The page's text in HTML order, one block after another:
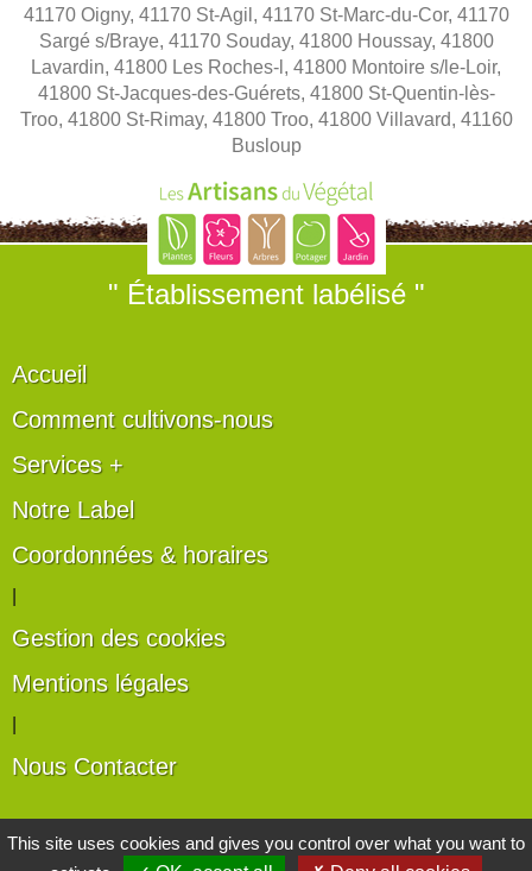
41170 Oigny, 41170 St-Agil, 41170 St-Marc-du-Cor, 41170
Sargé s/Braye, 41170 Souday, 41800 Houssay, 41800
Lavardin, 41800 Les Roches-l, 41800 Montoire s/le-Loir,
41800 St-Jacques-des-Guérets, 41800 St-Quentin-lès-
Troo, 41800 St-Rimay, 41800 Troo, 41800 Villavard, 41160
Busloup
" Établissement labélisé "
Accueil
Comment cultivons-nous
Services +
Notre Label
Coordonnées & horaires
Gestion des cookies
Mentions légales
Nous Contacter
Les artisans du végétal
This site uses cookies and gives you control over what you want to